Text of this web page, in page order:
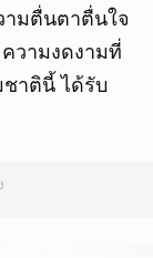
ามตื่นตาตื่นใจ
วามงดงามที่
ชาตินี้ ได้รับ